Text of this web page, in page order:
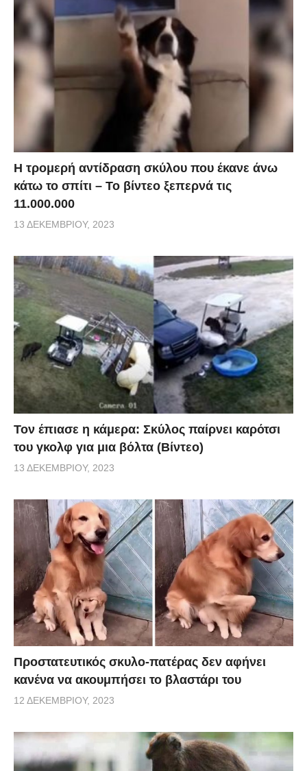
Η τρομερή αντίδραση σκύλου που έκανε άνω
κάτω το σπίτι – Το βίντεο ξεπερνά τις
11.000.000
13 ΔΕΚΕΜΒΡΊΟΥ, 2023
Τον έπιασε η κάμερα: Σκύλος παίρνει καρότσι
του γκολφ για μια βόλτα (Βίντεο)
13 ΔΕΚΕΜΒΡΊΟΥ, 2023
Προστατευτικός σκυλο-πατέρας δεν αφήνει
κανένα να ακουμπήσει το βλαστάρι του
12 ΔΕΚΕΜΒΡΊΟΥ, 2023